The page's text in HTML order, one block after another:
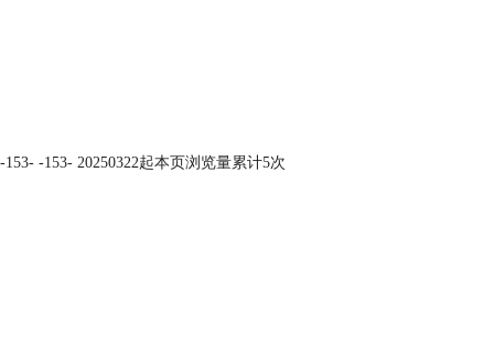
-153- -153- 20250322起本页浏览量累计5次